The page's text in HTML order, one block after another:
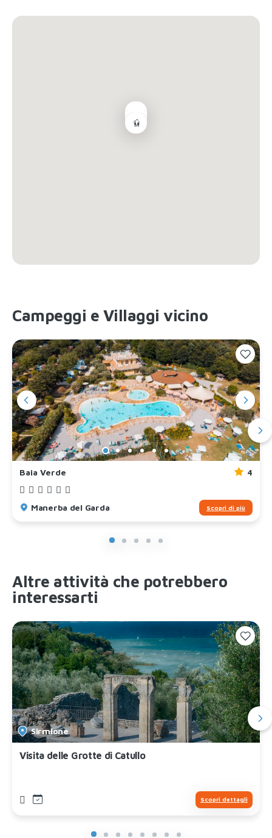
Campeggi e Villaggi vicino
Baia Verde 4
Manerba del Garda Scopri di più
Altre attività che potrebbero
interessarti
Sirmione
Visita delle Grotte di Catullo
Scopri dettagli